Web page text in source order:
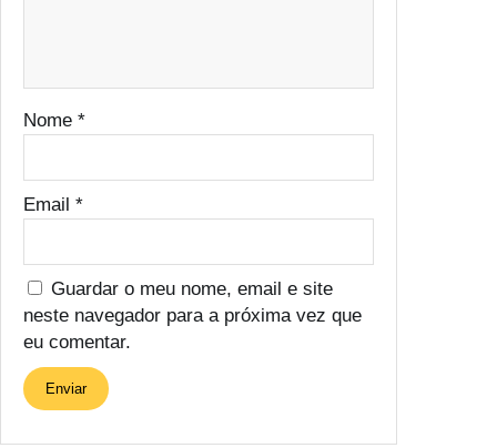
Nome *
Email *
Guardar o meu nome, email e site
neste navegador para a próxima vez que
eu comentar.